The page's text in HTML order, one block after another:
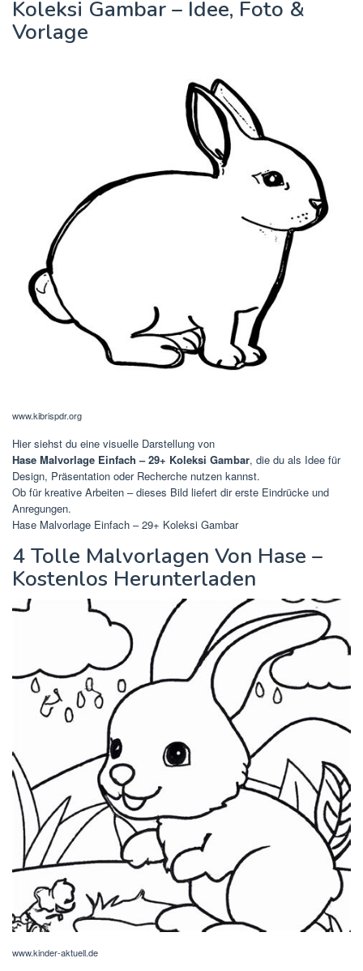
Koleksi Gambar – Idee, Foto &
Vorlage
www.kibrispdr.org
Hier siehst du eine visuelle Darstellung von
Hase Malvorlage Einfach – 29+ Koleksi Gambar, die du als Idee für
Design, Präsentation oder Recherche nutzen kannst.
Ob für kreative Arbeiten – dieses Bild liefert dir erste Eindrücke und
Anregungen.
Hase Malvorlage Einfach – 29+ Koleksi Gambar
4 Tolle Malvorlagen Von Hase –
Kostenlos Herunterladen
www.kinder-aktuell.de